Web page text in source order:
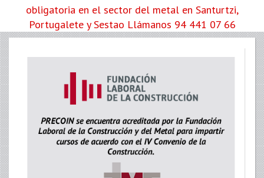
obligatoria en el sector del metal en Santurtzi,
Portugalete y Sestao Llámanos 94 441 07 66